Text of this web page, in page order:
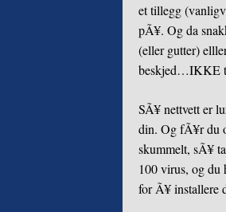
et tillegg
pÃ¥. Og da
(eller gutter)
beskjed…IKKE
SÃ¥ nettvett er
din. Og fÃ¥r du
skummelt, sÃ¥
100 virus, og
for Ã¥ installere